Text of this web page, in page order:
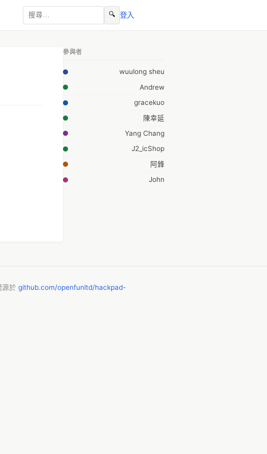
🔍 登入
參與者
wuulong sheu
Andrew
gracekuo
陳幸延
Yang Chang
J2_icShop
阿鋒
John
於 github.com/openfunltd/hackpad-